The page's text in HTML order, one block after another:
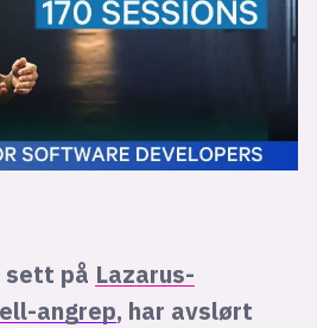
sett på Lazarus-
angrep, har avslørt